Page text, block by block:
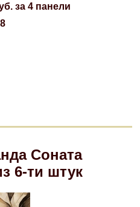
за 4 панели
Соната
6-ти штук